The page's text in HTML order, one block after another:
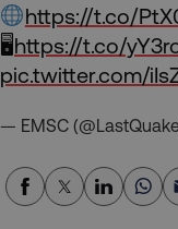
https://t.co/
🖥https://t.co/
pic.twitter.com/
— EMSC